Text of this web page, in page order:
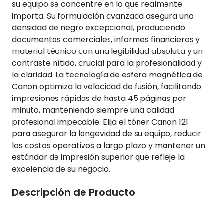
su equipo se concentre en lo que realmente
importa. Su formulación avanzada asegura una
densidad de negro excepcional, produciendo
documentos comerciales, informes financieros y
material técnico con una legibilidad absoluta y un
contraste nítido, crucial para la profesionalidad y
la claridad. La tecnología de esfera magnética de
Canon optimiza la velocidad de fusión, facilitando
impresiones rápidas de hasta 45 páginas por
minuto, manteniendo siempre una calidad
profesional impecable. Elija el tóner Canon 121
para asegurar la longevidad de su equipo, reducir
los costos operativos a largo plazo y mantener un
estándar de impresión superior que refleje la
excelencia de su negocio.
Descripción de Producto